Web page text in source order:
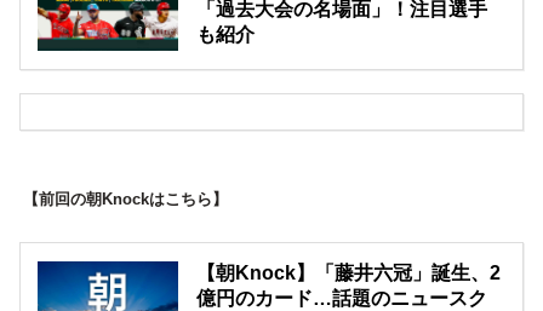
「過去大会の名場面」！注目選手
も紹介
【前回の朝Knockはこちら】
【朝Knock】「藤井六冠」誕生、2
億円のカード…話題のニュースク